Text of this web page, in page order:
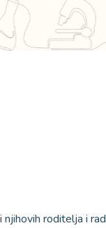
roditelja i